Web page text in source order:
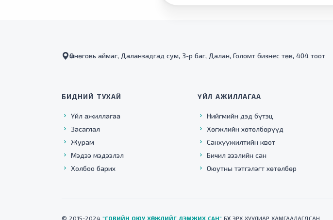
Өмнөговь аймаг, Даланзадгад сум, 3-р баг, Далан, Голомт бизнес төв, 404 тоот
БИДНИЙ ТУХАЙ
Үйл ажиллагаа
Засаглал
Журам
Мэдээ мэдээлэл
Холбоо барих
ҮЙЛ АЖИЛЛАГАА
Нийгмийн дэд бүтэц
Хөгжлийн хөтөлбөрүүд
Санхүүжилтийн квот
Бичил зээлийн сан
Оюутны тэтгэлэгт хөтөлбөр
© 2015-2024 "ГОВИЙН ОЮУ ХӨГЖЛИЙГ ДЭМЖИХ САН" БҮХ ЭРХ ХУУЛИАР ХАМГААЛАГДСАН